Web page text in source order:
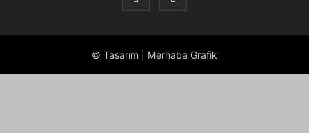
© Tasarım | Merhaba Grafik